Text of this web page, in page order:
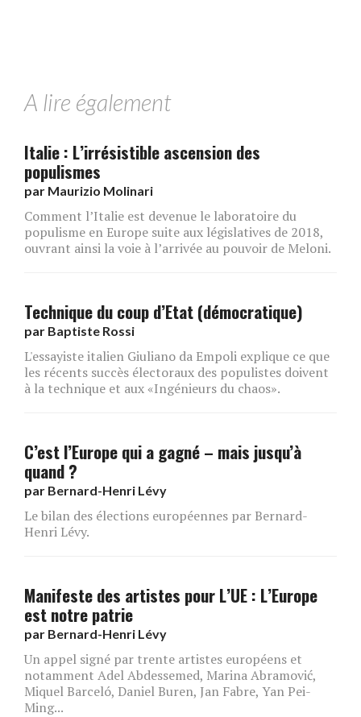
A lire également
Italie : L’irrésistible ascension des
populismes
par Maurizio Molinari
Comment l’Italie est devenue le laboratoire du
populisme en Europe suite aux législatives de 2018,
ouvrant ainsi la voie à l’arrivée au pouvoir de Meloni.
Technique du coup d’Etat (démocratique)
par Baptiste Rossi
L'essayiste italien Giuliano da Empoli explique ce que
les récents succès électoraux des populistes doivent
à la technique et aux «Ingénieurs du chaos».
C’est l’Europe qui a gagné – mais jusqu’à
quand ?
par Bernard-Henri Lévy
Le bilan des élections européennes par Bernard-
Henri Lévy.
Manifeste des artistes pour L’UE : L’Europe
est notre patrie
par Bernard-Henri Lévy
Un appel signé par trente artistes européens et
notamment Adel Abdessemed, Marina Abramović,
Miquel Barceló, Daniel Buren, Jan Fabre, Yan Pei-
Ming...